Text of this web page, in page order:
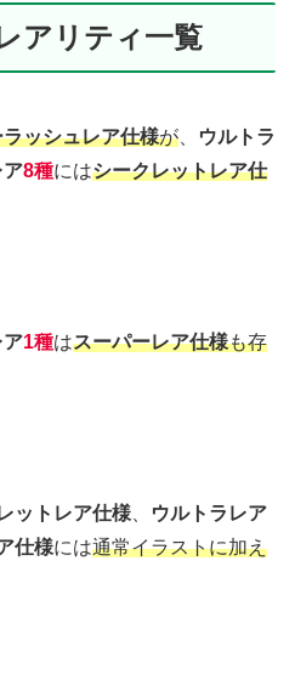
アリティ一覧
ッシュレア仕様が
ウルトラ
ア8種にはシークレットレア仕
ア1種はスーパーレア仕様も存
ットレア仕様
ウルトラレア
仕様には通常イラストに加え